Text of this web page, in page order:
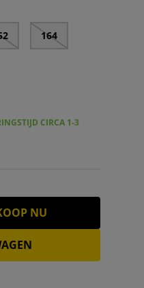
164
CIRCA 1-3
NU